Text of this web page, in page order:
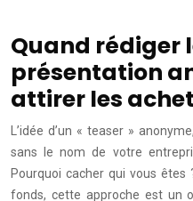
Quand rédiger
présentation
attirer les
L’idée d’un « teaser »
sans le nom de votre
Pourquoi cacher qui vous êtes
fonds, cette approche est un